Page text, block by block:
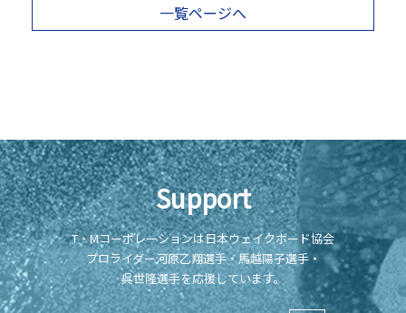
一覧ページへ
Support
T・Mコーポレーションは日本ウェイクボード協会
プロライダー河原乙翔選手・馬越陽子選手・
呉世隆選手を応援しています。